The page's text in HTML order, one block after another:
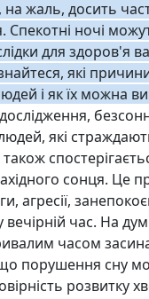
на жаль, досить
Спекотні ночі
для здоров'я
які
і як їх можна
які
сонця. Це
агресії,
вечірній час. На
часом
порушення сну
розвитку